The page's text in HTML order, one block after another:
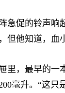
促的铃声响起
但他知道，血
，最早的一本
毫升。“这